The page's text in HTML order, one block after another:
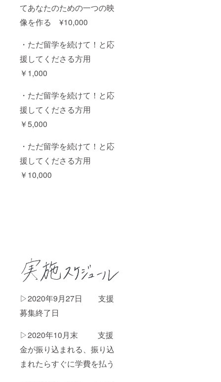
てあなたのための一つの映
像を作る ¥10,000
・ただ留学を続けて！と応
援してくださる方用
￥1,000
・ただ留学を続けて！と応
援してくださる方用
￥5,000
・ただ留学を続けて！と応
援してくださる方用
￥10,000
▷2020年9月27日 支援
募集終了日
▷2020年10月末 支援
金が振り込まれる、振り込
まれたらすぐに学費を払う